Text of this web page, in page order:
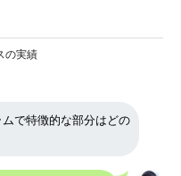
の実績
で特徴的な部分はどの